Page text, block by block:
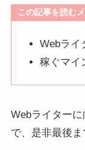
この記事を読む
Webライ
稼ぐマイ
Webライター
で、是非最後ま